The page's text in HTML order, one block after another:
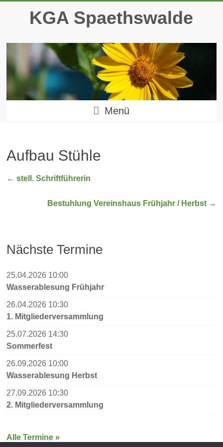
springenKGA Spaethswalde
Menü
Aufbau Stühle
← stell. Schriftführerin
Bestuhlung Vereinshaus Frühjahr / Herbst →
Nächste Termine
25.04.2026 10:00
Wasserablesung Frühjahr
26.04.2026 10:30
1. Mitgliederversammlung
25.07.2026 14:30
Sommerfest
26.09.2026 10:00
Wasserablesung Herbst
27.09.2026 10:30
2. Mitgliederversammlung
Alle Termine »